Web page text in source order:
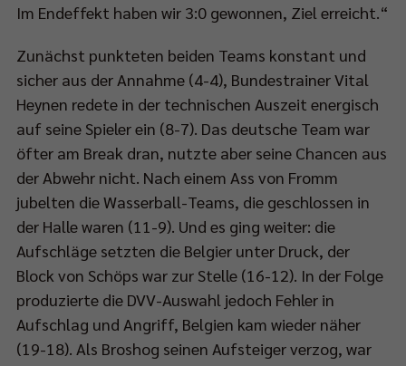
Im Endeffekt haben wir 3:0 gewonnen, Ziel erreicht.“
Zunächst punkteten beiden Teams konstant und
sicher aus der Annahme (4-4), Bundestrainer Vital
Heynen redete in der technischen Auszeit energisch
auf seine Spieler ein (8-7). Das deutsche Team war
öfter am Break dran, nutzte aber seine Chancen aus
der Abwehr nicht. Nach einem Ass von Fromm
jubelten die Wasserball-Teams, die geschlossen in
der Halle waren (11-9). Und es ging weiter: die
Aufschläge setzten die Belgier unter Druck, der
Block von Schöps war zur Stelle (16-12). In der Folge
produzierte die DVV-Auswahl jedoch Fehler in
Aufschlag und Angriff, Belgien kam wieder näher
(19-18). Als Broshog seinen Aufsteiger verzog, war